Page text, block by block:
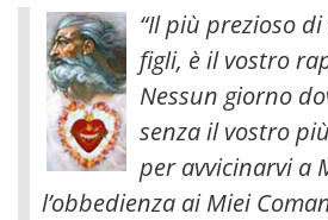
“Il più prezioso
figli, è il vostro
Nessun giorno
senza il vostro
per avvicinarvi a
l’obbedienza ai Miei